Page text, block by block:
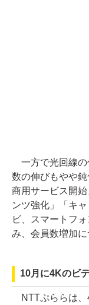
一方で光回線の
数の伸びもやや
商用サービス開
ンツ強化」「キ
ビ、スマートフ
み、会員数増加に
10月に4Kのビ
NTTぷららは、